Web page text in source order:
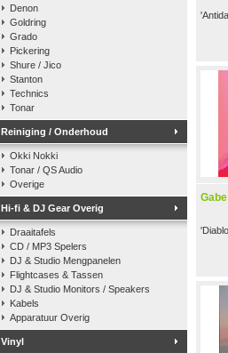
Denon
Goldring
Grado
Pickering
Shure / Jico
Stanton
Technics
Tonar
Reiniging / Onderhoud
Okki Nokki
Tonar / QS Audio
Overige
Hi-fi & DJ Gear Overig
Draaitafels
CD / MP3 Spelers
DJ & Studio Mengpanelen
Flightcases & Tassen
DJ & Studio Monitors / Speakers
Kabels
Apparatuur Overig
Vinyl